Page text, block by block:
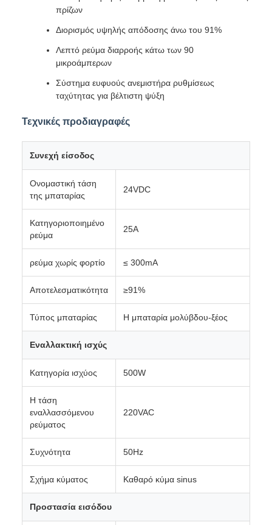
πρίζων
Διορισμός υψηλής απόδοσης άνω του 91%
Λεπτό ρεύμα διαρροής κάτω των 90
μικροάμπερων
Σύστημα ευφυούς ανεμιστήρα ρυθμίσεως
ταχύτητας για βέλτιστη ψύξη
Τεχνικές προδιαγραφές
Συνεχή είσοδος
Ονομαστική τάση
της μπαταρίας
24VDC
Κατηγοριοποιημένο
ρεύμα
25Α
ρεύμα χωρίς φορτίο ≤ 300mA
Αποτελεσματικότητα ≥91%
Τύπος μπαταρίας Η μπαταρία μολύβδου-ξέος
Εναλλακτική ισχύς
Κατηγορία ισχύος 500W
Η τάση
εναλλασσόμενου
ρεύματος
220VAC
Συχνότητα 50Hz
Σχήμα κύματος Καθαρό κύμα sinus
Προστασία εισόδου